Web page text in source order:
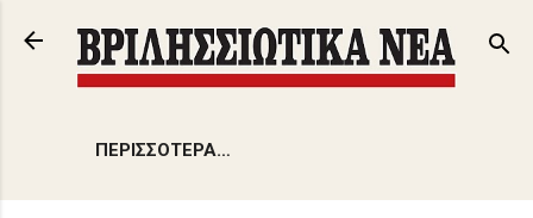
Μετάβαση στο κύριο περιεχόμενο
ΠΕΡΙΣΣΌΤΕΡΑ…